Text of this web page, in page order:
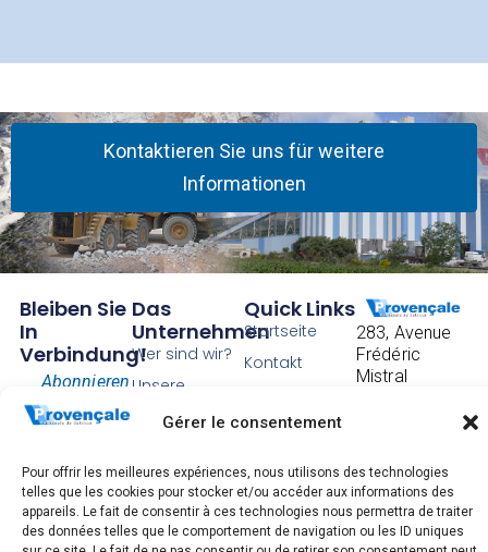
Gérer le consentement
Pour offrir les meilleures expériences, nous utilisons des technologies
telles que les cookies pour stocker et/ou accéder aux informations des
appareils. Le fait de consentir à ces technologies nous permettra de traiter
des données telles que le comportement de navigation ou les ID uniques
Kontaktieren Sie uns für weitere
Informationen
283, Avenue
Frédéric
Mistral
cedex
Tel.: +33 4 94
72 83 00
Das
Unternehmen
Wer sind wir?
Unsere
Standorte
Rekrutierung
Quick Links
Startseite
Kontakt
Rechtliche
Verwaltung
persönlicher
Daten und
AGBs
Bleiben Sie
In
Verbindung!
Abonnieren
Sie unsere
ABONNIEREN